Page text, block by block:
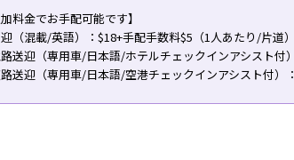
料金でお手配可能です】
（混載/英語）：$18+手配手数料$5（1人あたり/片道
送迎（専用車/日本語/ホテルチェックインアシスト付
送迎（専用車/日本語/空港チェックインアシスト付）